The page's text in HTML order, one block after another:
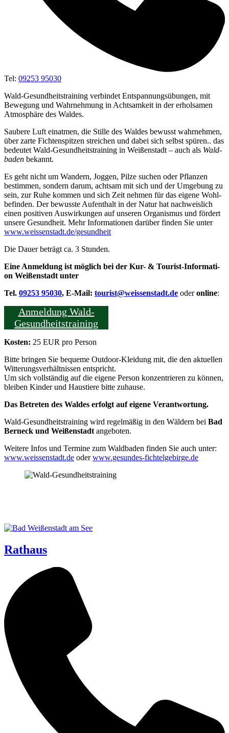
Tel: 09253 95030
Wald-Gesundheitstraining verbindet Entspannungsübungen, mit
Bewegung und Wahrnehmung in Achtsamkeit in der erholsamen
Atmosphäre des Waldes.
Sau­be­re Luft ein­at­men, die Stil­le des Wal­des bewusst wahr­neh­men,
über zar­te Fich­ten­spit­zen strei­chen und dabei sich selbst spü­ren.. das
bedeu­tet Wald-Gesund­heits­trai­ning in Wei­ßen­stadt – auch als Wald­
ba­den bekannt.
Es geht nicht um Wan­dern, Jog­gen, Pil­ze suchen oder Pflan­zen
bestim­men, son­dern dar­um, acht­sam mit sich und der Umge­bung zu
sein, zur Ruhe kom­men und sich Zeit neh­men für das eige­ne Wohl­
be­fin­den. Der bewuss­te Auf­ent­halt in der Natur hat nach­weis­lich
einen posi­ti­ven Aus­wir­kun­gen auf unse­ren Orga­nis­mus und för­dert
unse­re Gesund­heit. Mehr Infor­ma­tio­nen dar­über fin­den Sie unter
www​.weis​sen​stadt​.de/​g​e​s​u​n​d​h​eit
Die Dau­er beträgt ca. 3 Stunden.
Eine Anmel­dung ist mög­lich bei der Kur- & Tou­rist-Infor­ma­ti­
on Wei­ßen­stadt unter
Tel. 09253 95030, E‑Mail: tourist@​weissenstadt.​de oderonline:
Anmel­dung Wald-
Gesundheitstraining
Kos­ten: 25 EUR pro Person
Bit­te brin­gen Sie beque­me Out­door-Klei­dung mit, die den aktu­el­len
Wit­te­rungs­ver­hält­nis­sen ent­spricht.
Um sich voll­stän­dig auf die eige­ne Per­son kon­zen­trie­ren zu kön­nen,
blei­ben Kin­der und Haus­tie­re bit­te zuhause.
Das Betre­ten des Wal­des erfolgt auf eige­ne Verantwortung.
Wald-Gesund­heits­trai­ning wird regel­mä­ßig in den Wäl­dern bei Bad
Ber­neck und Wei­ßen­stadt angeboten.
Wei­te­re Infos und Ter­mi­ne zum Wald­ba­den fin­den Sie auch unter:
www​.weis​sen​stadt​.de oderwww​.gesun​des​-fich​tel​ge​bir​ge​.de
Rathaus